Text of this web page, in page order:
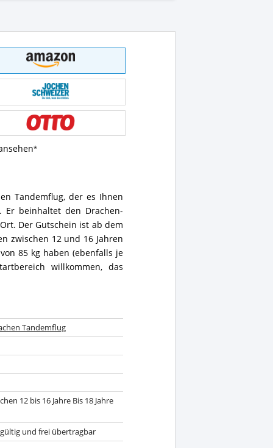
Tandemflug, der es Ihnen
Er beinhaltet den Drachen-
Der Gutschein ist ab dem
zwischen 12 und 16 Jahren
85 kg haben (ebenfalls je
willkommen, das
Tandemflug
12 bis 16 Jahre Bis 18 Jahre
und frei übertragbar